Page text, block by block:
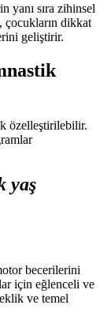
yanı sıra zihinsel
çocukların dikkat
geliştirir.
özelleştirilebilir.
yaş
becerilerini
için eğlenceli ve
ve temel